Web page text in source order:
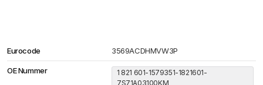
Eurocode 3569ACDHMVW3P
OE Nummer
1 821 601-1579351-1821601-
7S71A03100KM